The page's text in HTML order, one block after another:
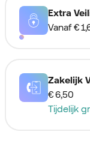
Extra
Vanaf €
Zakelijk
€ 6,50
Tijdelijk